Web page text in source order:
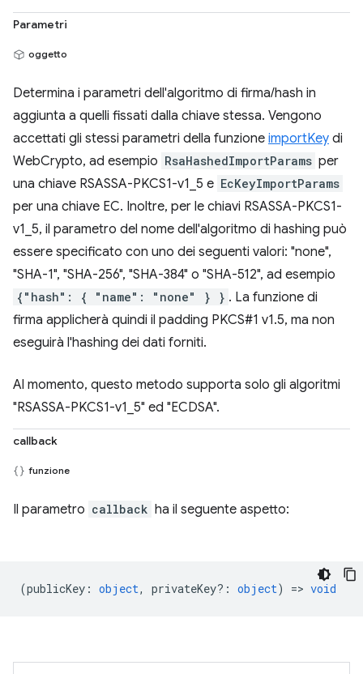
Parametri
oggetto
Determina i parametri dell'algoritmo di firma/hash in
aggiunta a quelli fissati dalla chiave stessa. Vengono
accettati gli stessi parametri della funzione importKey di
WebCrypto, ad esempio RsaHashedImportParams per
una chiave RSASSA-PKCS1-v1_5 e EcKeyImportParams
per una chiave EC. Inoltre, per le chiavi RSASSA-PKCS1-
v1_5, il parametro del nome dell'algoritmo di hashing può
essere specificato con uno dei seguenti valori: "none",
"SHA-1", "SHA-256", "SHA-384" o "SHA-512", ad esempio
{"hash": { "name": "none" } } . La funzione di
firma applicherà quindi il padding PKCS#1 v1.5, ma non
eseguirà l'hashing dei dati forniti.
Al momento, questo metodo supporta solo gli algoritmi
"RSASSA-PKCS1-v1_5" ed "ECDSA".
callback
funzione
Il parametro callback ha il seguente aspetto:
(publicKey : object, privateKey? : object) => void